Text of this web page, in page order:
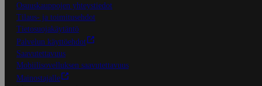
Osuuskauppojen yhteystiedot
Tilaus- ja toimitusehdot
Tietosuojakäytäntö
Palvelun käyttöehdot
Saavutettavuus
Mobiilisovelluksen saavutettavuus
Mainostajalle